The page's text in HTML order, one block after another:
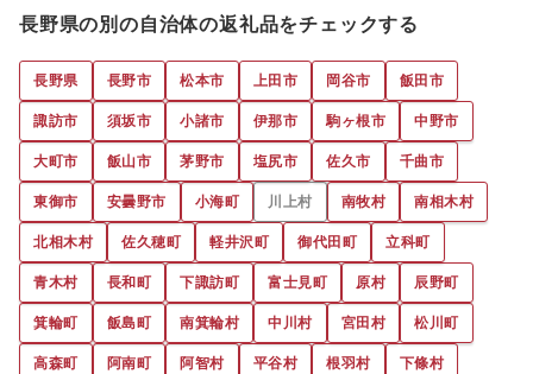
長野県の別の自治体の返礼品をチェックする
長野県 長野市 松本市 上田市 岡谷市
飯田市
諏訪市
須坂市 小諸市 伊那市 駒ヶ根市
中野市
大町市
飯山市 茅野市 塩尻市 佐久市
千曲市
東御市
安曇野市 小海町 川上村 南牧村
南相木村
北相木村
佐久穂町 軽井沢町 御代田町
立科町
青木村
長和町 下諏訪町 富士見町 原村
辰野町
箕輪町
飯島町 南箕輪村 中川村 宮田村
松川町
高森町
阿南町 阿智村 平谷村 根羽村
下條村